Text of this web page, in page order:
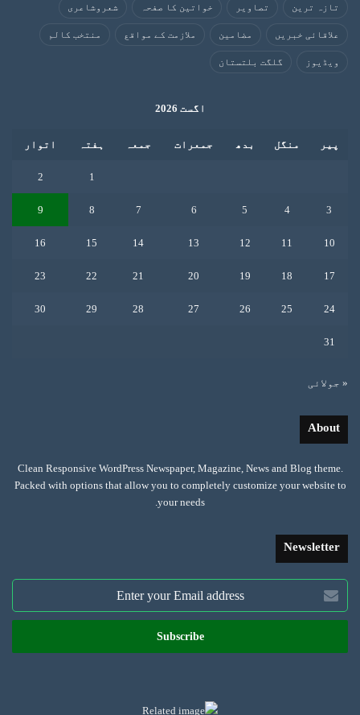
تازہ ترین تصاویر خواتین کا صفحہ شعروشاعری
علاقائی خبریں مضامین ملازمت کے مواقع منتخب کالم
ویڈیوز گلگت بلتستان
اگست 2026
پیر منگل بدھ جمعرات جمعہ ہفتہ اتوار
1
2
3
4
5
6
7
8
9
10
11
12
13
14
15
16
17
18
19
20
21
22
23
24
25
26
27
28
29
30
31
« جولائی
About
Clean Responsive WordPress Newspaper, Magazine, News and Blog theme.
Packed with options that allow you to completely customize your website to
your needs.
Newsletter
your
Email